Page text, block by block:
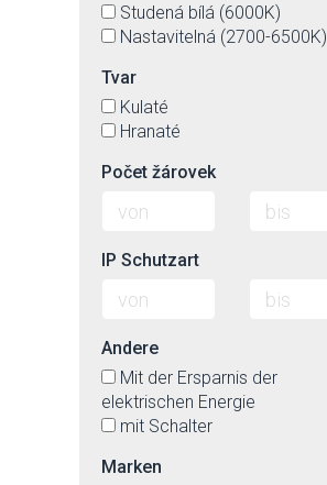
Studená bílá (6000K)
Nastavitelná (2700-6500K)
Tvar
Kulaté
Hranaté
Počet žárovek
IP Schutzart
Andere
Mit der Ersparnis der
elektrischen Energie
mit Schalter
Marken